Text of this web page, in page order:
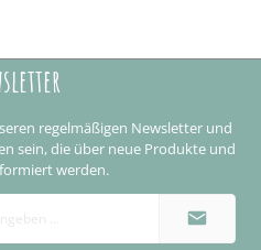
regelmäßigen Newsletter und
sein, die über neue Produkte und
werden.